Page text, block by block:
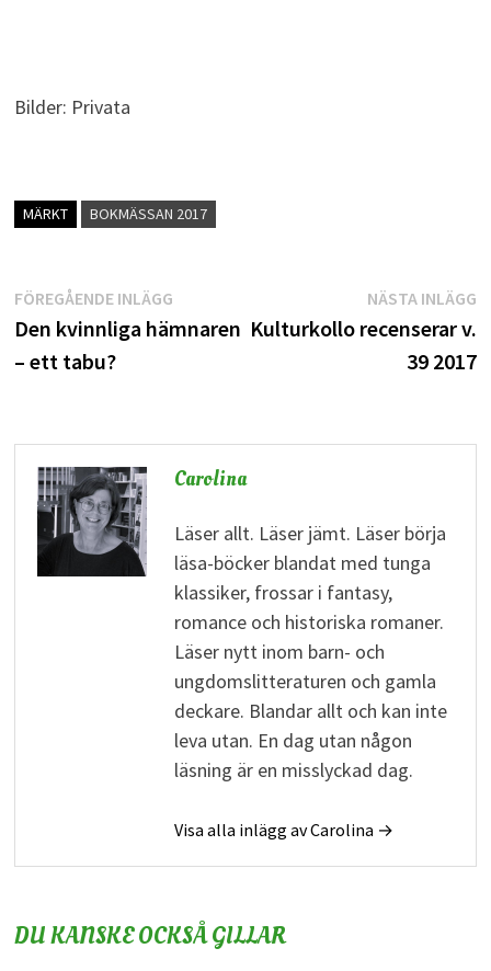
Bilder: Privata
MÄRKT BOKMÄSSAN 2017
Inläggsnavigering
FÖREGÅENDE INLÄGGFöregående
inlägg:
Den kvinnliga hämnaren
– ett tabu?
NÄSTA INLÄGG
Kulturkollo recenserar v.
39 2017
Carolina
Läser allt. Läser jämt. Läser börja
läsa-böcker blandat med tunga
klassiker, frossar i fantasy,
romance och historiska romaner.
Läser nytt inom barn- och
ungdomslitteraturen och gamla
deckare. Blandar allt och kan inte
leva utan. En dag utan någon
läsning är en misslyckad dag.
Visa alla inlägg av Carolina →
DU KANSKE OCKSÅ GILLAR